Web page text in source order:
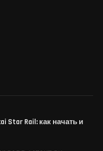
Star Rail: как начать и